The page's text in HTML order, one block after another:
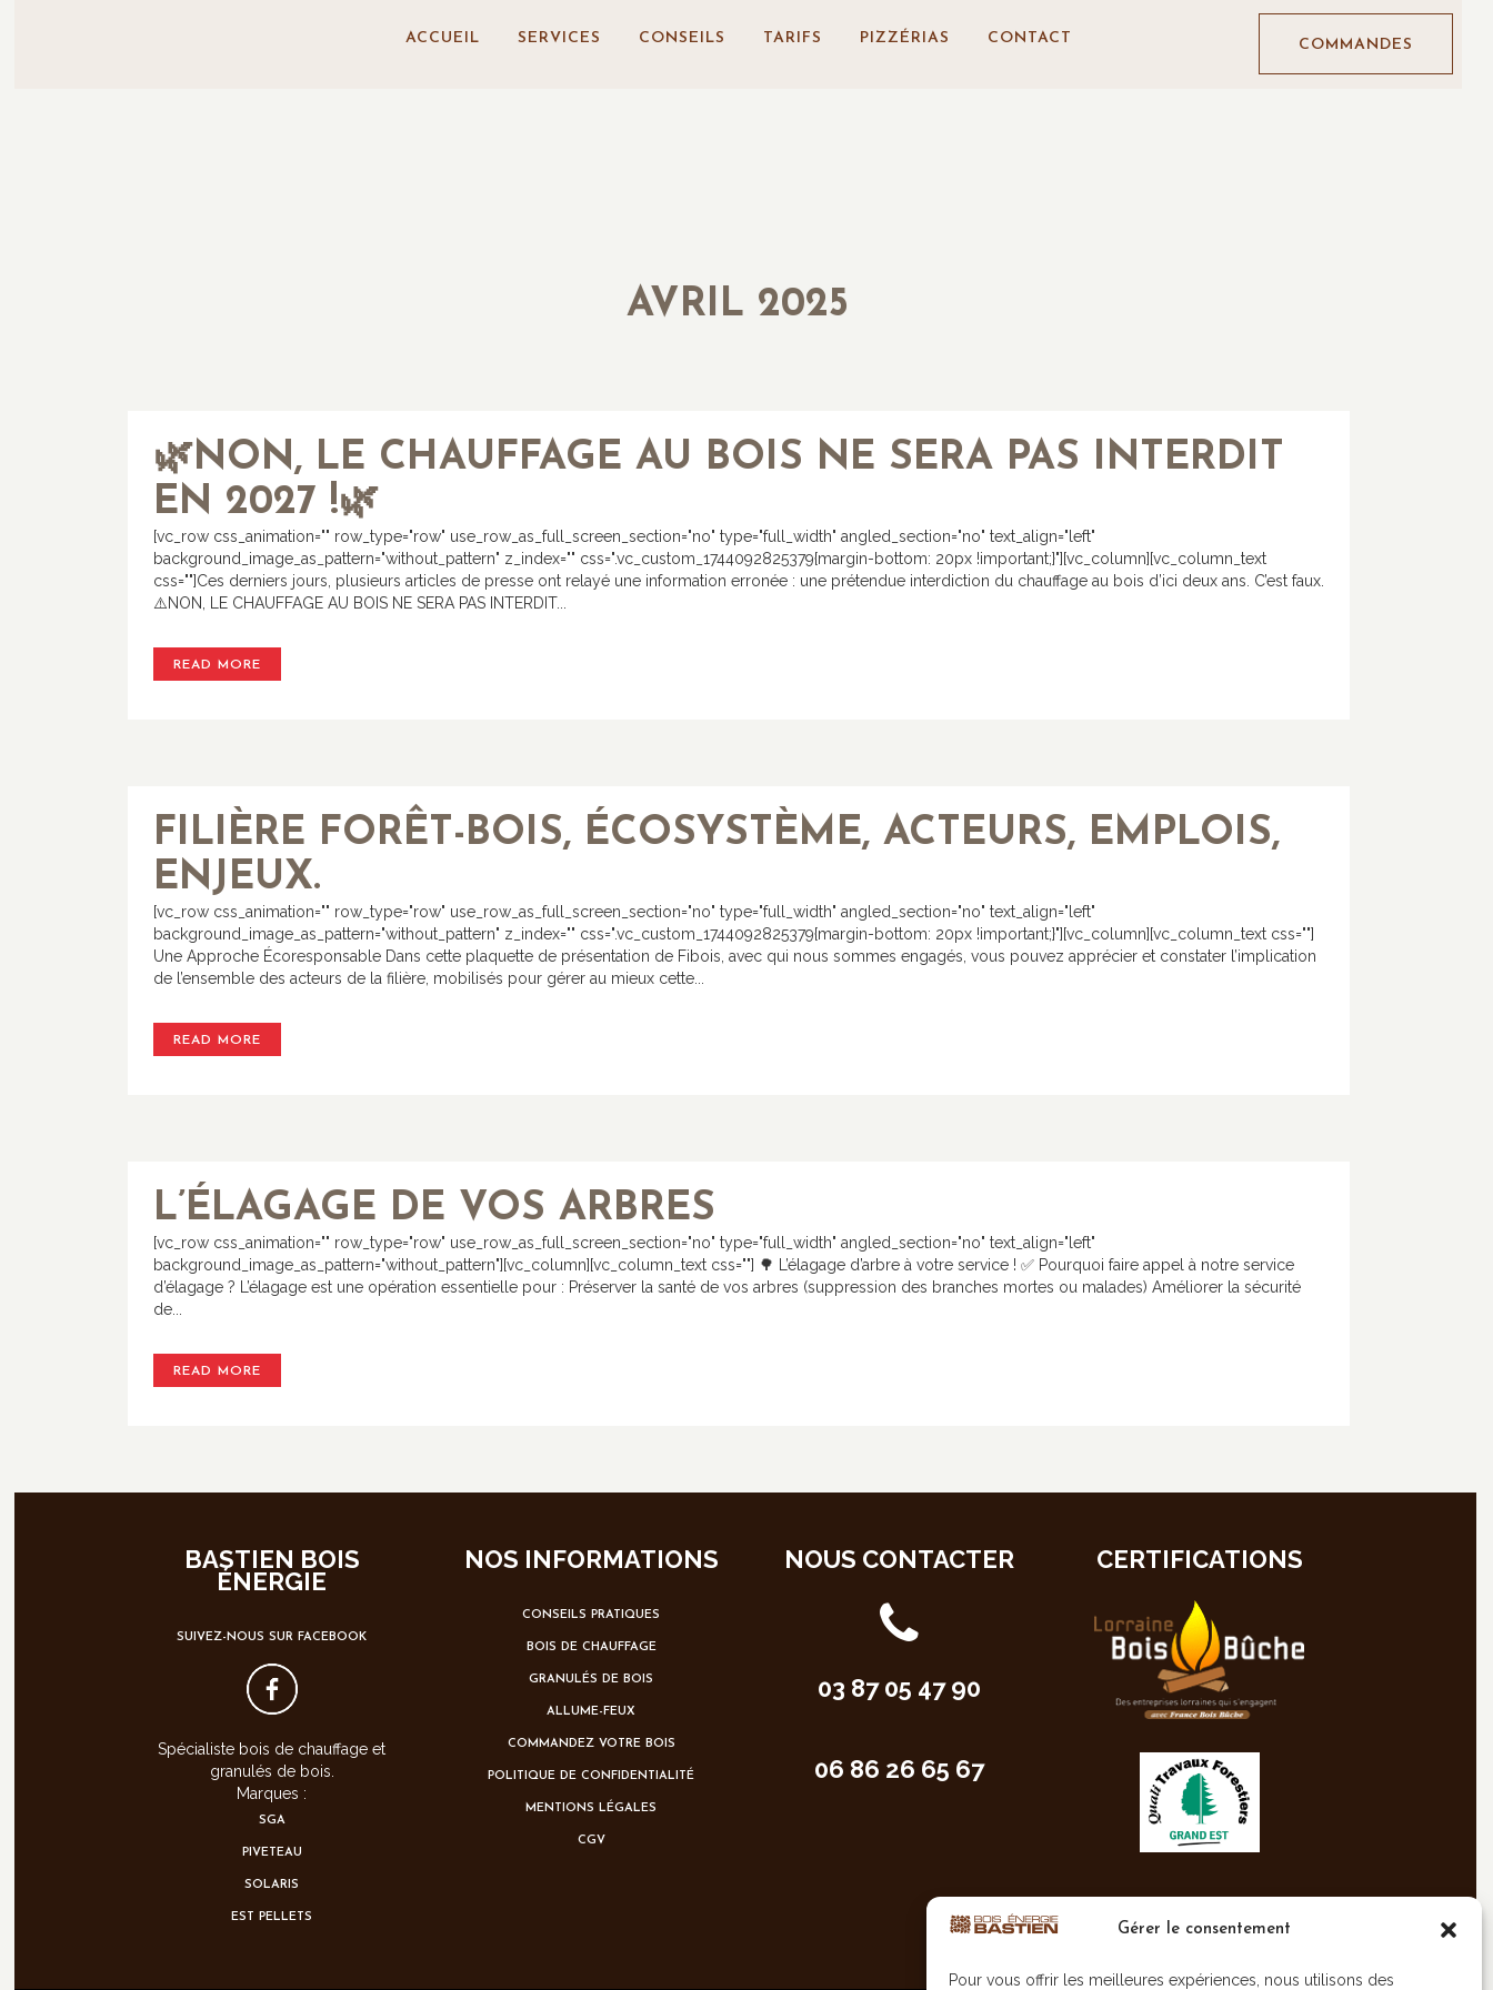
Gérer le consentement
Pour vous offrir les meilleures expériences, nous utilisons des
COMMANDES
ACCUEIL SERVICES CONSEILS TARIFS PIZZÉRIAS CONTACT
AVRIL 2025
🌿NON, LE CHAUFFAGE AU BOIS NE SERA PAS INTERDIT
EN 2027 !🌿
[vc_row css_animation="" row_type="row" use_row_as_full_screen_section="no" type="full_width" angled_section="no" text_align="left"
background_image_as_pattern="without_pattern" z_index="" css=".vc_custom_1744092825379{margin-bottom: 20px !important;}"][vc_column][vc_column_text
css=""]Ces derniers jours, plusieurs articles de presse ont relayé une information erronée : une prétendue interdiction du chauffage au bois d’ici deux ans. C’est faux.
⚠️NON, LE CHAUFFAGE AU BOIS NE SERA PAS INTERDIT...
READ MORE
FILIÈRE FORÊT-BOIS, ÉCOSYSTÈME, ACTEURS, EMPLOIS,
ENJEUX.
[vc_row css_animation="" row_type="row" use_row_as_full_screen_section="no" type="full_width" angled_section="no" text_align="left"
background_image_as_pattern="without_pattern" z_index="" css=".vc_custom_1744092825379{margin-bottom: 20px !important;}"][vc_column][vc_column_text css=""]
Une Approche Écoresponsable Dans cette plaquette de présentation de Fibois, avec qui nous sommes engagés, vous pouvez apprécier et constater l’implication
de l’ensemble des acteurs de la filière, mobilisés pour gérer au mieux cette...
READ MORE
L’ÉLAGAGE DE VOS ARBRES
[vc_row css_animation="" row_type="row" use_row_as_full_screen_section="no" type="full_width" angled_section="no" text_align="left"
background_image_as_pattern="without_pattern"][vc_column][vc_column_text css=""] 🌳 L’élagage d’arbre à votre service ! ✅ Pourquoi faire appel à notre service
d’élagage ? L’élagage est une opération essentielle pour : Préserver la santé de vos arbres (suppression des branches mortes ou malades) Améliorer la sécurité
de...
READ MORE
BASTIEN BOIS
ÉNERGIE
SUIVEZ-NOUS SUR FACEBOOK
Spécialiste bois de chauffage et
granulés de bois.
Marques :
SGA
PIVETEAU
SOLARIS
EST PELLETS
NOS INFORMATIONS
CONSEILS PRATIQUES
BOIS DE CHAUFFAGE
GRANULÉS DE BOIS
ALLUME-FEUX
COMMANDEZ VOTRE BOIS
POLITIQUE DE CONFIDENTIALITÉ
MENTIONS LÉGALES
CGV
NOUS CONTACTER
03 87 05 47 90
06 86 26 65 67
CERTIFICATIONS